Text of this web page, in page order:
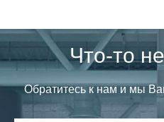
Что-то
Обратитесь к нам и мы